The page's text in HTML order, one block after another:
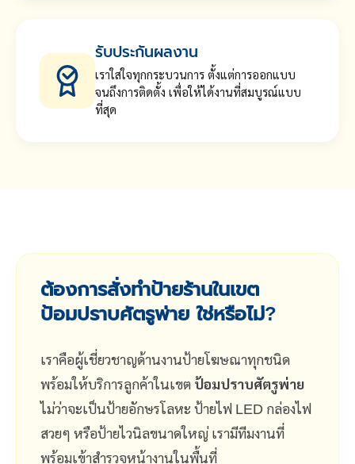
รับประกันผลงาน
เราใส่ใจทุกกระบวนการ ตั้งแต่การออกแบบ
จนถึงการติดตั้ง เพื่อให้ได้งานที่สมบูรณ์แบบ
ที่สุด
ต้องการสั่งทำป้ายร้านในเขต
ป้อมปราบศัตรูพ่าย ใช่หรือไม่?
เราคือผู้เชี่ยวชาญด้านงานป้ายโฆษณาทุกชนิด
พร้อมให้บริการลูกค้าในเขต ป้อมปราบศัตรูพ่าย
ไม่ว่าจะเป็นป้ายอักษรโลหะ ป้ายไฟ LED กล่องไฟ
สวยๆ หรือป้ายไวนิลขนาดใหญ่ เรามีทีมงานที่
พร้อมเข้าสำรวจหน้างานในพื้นที่